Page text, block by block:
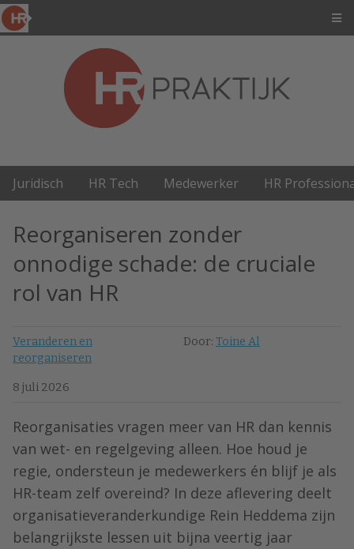
Juridisch HR Tech Medewerker HR
Reorganiseren zonder
onnodige schade: de cruciale
rol van HR
Veranderen en
reorganiseren
Door: Toine Al
8 juli 2026
Reorganisaties vragen meer van HR dan kennis
van wet- en regelgeving alleen. Hoe houd je
regie, ondersteun je medewerkers én blijf je als
HR-team zelf overeind? In deze aflevering deelt
organisatieveranderkundige Rein Heddema zijn
belangrijkste lessen uit bijna veertig jaar